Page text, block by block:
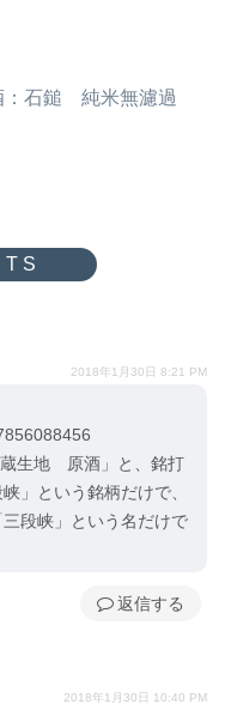
：石鎚 純米無濾過
2018年1月30日 8:21 PM
生地 原酒」と、銘打
」という銘柄だけで、
段峡」という名だけで
返信
2018年1月30日 10:40 PM